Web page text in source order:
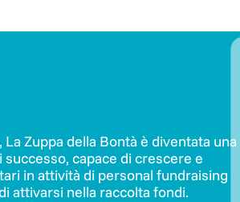
La Zuppa della Bontà è diventata una
successo, capace di crescere e
in attività di personal fundraising
attivarsi nella raccolta fondi.